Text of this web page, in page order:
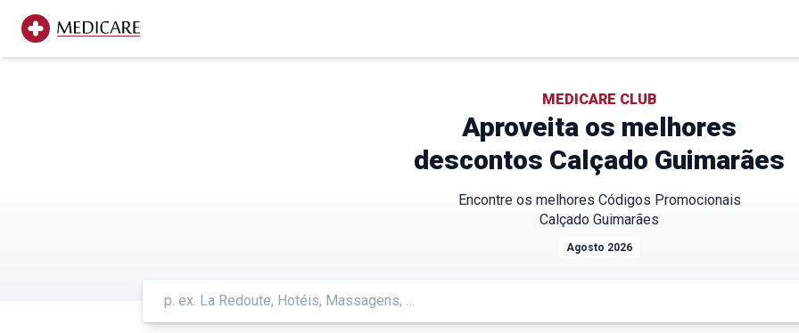
MEDICARE CLUB
Aproveita os melhores
descontos Calçado Guimarães
Encontre os melhores Códigos Promocionais
Calçado Guimarães
Agosto 2026